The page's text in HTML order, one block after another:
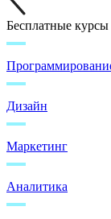
Бесплатные курсы
Дизайн
Маркетинг
Аналитика